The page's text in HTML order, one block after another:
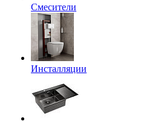
Смесители
Инсталляции